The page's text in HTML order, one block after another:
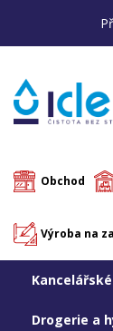
Obchod
Výroba na
Drogerie a